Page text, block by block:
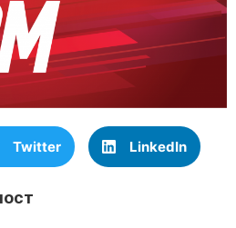
Twitter LinkedIn